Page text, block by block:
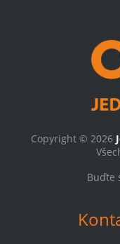
Copyright © 2026
Buďte